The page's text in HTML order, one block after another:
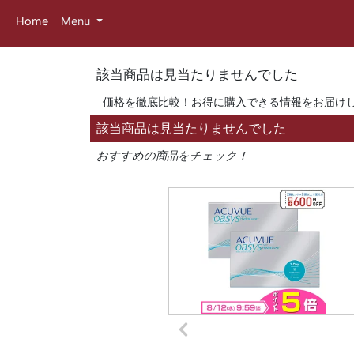
Home Menu
該当商品は見当たりませんでした
価格を徹底比較！お得に購入できる情報をお届け
該当商品は見当たりませんでした
おすすめの商品をチェック！